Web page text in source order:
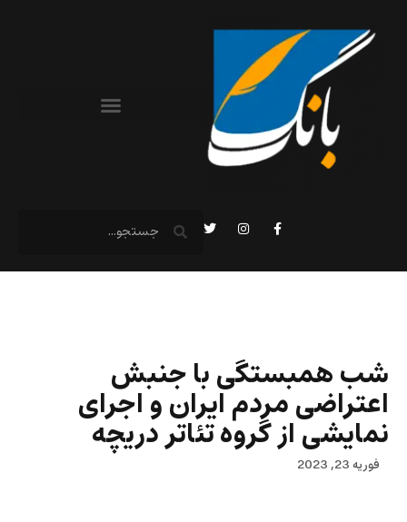
شب همبستگی با جنبش
اعتراضی مردم ایران و اجرای
نمایشی از گروه تئاتر دریچه
فوریه 23, 2023